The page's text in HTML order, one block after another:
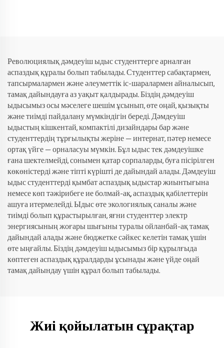
Революциялық дәмдеуіш ыдыс студенттерге арналған
аспаздық құралы болып табылады. Студенттер сабақтармен,
тапсырмалармен және әлеуметтік іс-шаралармен айналысып,
тамақ дайындауға аз уақыт қалдырады. Біздің дәмдеуіш
ыдысымыз осы мәселеге шешім ұсынып, өте оңай, қызықты
және тиімді пайдалану мүмкіндігін береді. Дәмдеуіш
ыдыстың кішкентай, компактілі дизайндары бар және
студенттердің тұрғылықты жеріне — интернат, пәтер немесе
ортақ үйге — орналасуы мүмкін. Бұл ыдыс тек дәмдеуішке
ғана шектелмейді, сонымен қатар сорпаларды, буға пісірілген
көкөністерді және тіпті күрішті де дайындай алады. Дәмдеуіш
ыдыс студенттерді қымбат аспаздық ыдыстар жиынтығына
немесе көп тәжірибеге ие болмай-ақ, аспаздық қабілеттерін
ашуға итермелейді. Ыдыс өте экологиялық саналы және
тиімді болып құрастырылған, яғни студенттер электр
энергиясының жоғары шығыны туралы ойланбай-ақ тамақ
дайындай алады және бюджетке сәйкес келетін тамақ үшін
өте ыңғайлы. Біздің дәмдеуіш ыдысымыз бір құрылғыда
көптеген аспаздық құралдарды ұсынады және үйде оңай
тамақ дайындау үшін құрал болып табылады.
Жиі қойылатын сұрақтар